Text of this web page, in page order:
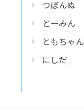
つぼんぬ
とーみん
ともちゃん
にしだ